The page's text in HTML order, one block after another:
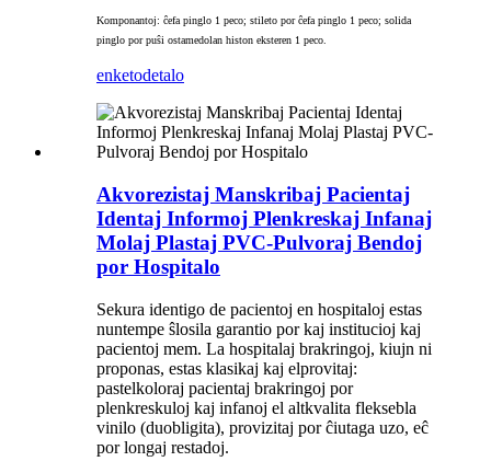
Komponantoj: ĉefa pinglo 1 peco; stileto por ĉefa pinglo 1 peco; solida
pinglo por puŝi ostamedolan histon eksteren 1 peco.
enketodetalo
Akvorezistaj Manskribaj Pacientaj
Identaj Informoj Plenkreskaj Infanaj
Molaj Plastaj PVC-Pulvoraj Bendoj
por Hospitalo
Sekura identigo de pacientoj en hospitaloj estas
nuntempe ŝlosila garantio por kaj institucioj kaj
pacientoj mem. La hospitalaj brakringoj, kiujn ni
proponas, estas klasikaj kaj elprovitaj:
pastelkoloraj pacientaj brakringoj por
plenkreskuloj kaj infanoj el altkvalita fleksebla
vinilo (duobligita), provizitaj por ĉiutaga uzo, eĉ
por longaj restadoj.